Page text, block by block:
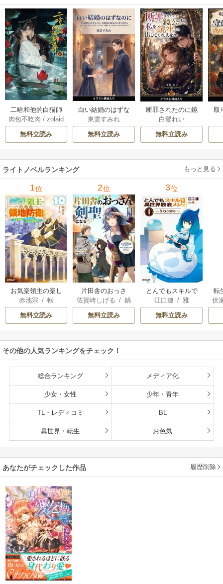
二哈和他的白猫師
尊 5-6巻
肉包不吃肉 /zolaid
a/石原理夏
無料立読み
白い結婚のはずな
のに、旦那様の指
先が止まりません
（挿絵版） 1巻
東雲すみれ
無料立読み
断罪されたのに鏡
公さまが私を鏡牢
から出してくれま
せん（挿絵版） 1巻
白鷺れい
無料立読み
取
ま
ライトノベルランキング もっと見る
1位
お気楽領主の楽し
い領地防衛
赤池宗/ 転
無料立読み
2位
片田舎のおっさ
ん、剣聖になる
～ただの田舎の剣
術師範だったの
たちが俺を放って
くれない件～
佐賀崎しげる /鍋
島テツヒロ
無料立読み
3位
とんでもスキルで
異世界放浪メシ
江口連 / 雅
無料立読み
転
伏
その他の人気ランキングをチェック！
総合ランキング メディア化
少女・女性 少年・青年
TL・レディコミ BL
異世界・転生 お色気
あなたがチェックした作品 履歴削除